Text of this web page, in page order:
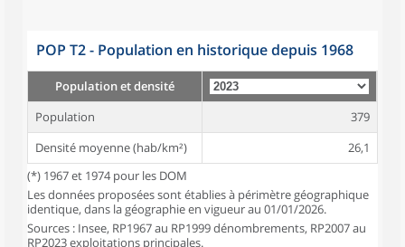
POP T2 - Population en historique depuis 1968
Population et densité
Population
379
Densité moyenne (hab/km²)
26,1
(*) 1967 et 1974 pour les DOM
Les données proposées sont établies à périmètre géographique
identique, dans la géographie en vigueur au 01/01/2026.
Sources : Insee, RP1967 au RP1999 dénombrements, RP2007 au
RP2023 exploitations principales.